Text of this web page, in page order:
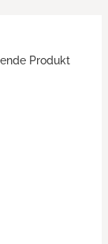
Produkt